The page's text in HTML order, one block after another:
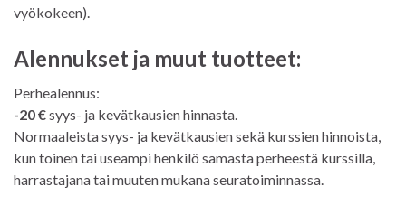
vyökokeen).
Alennukset ja muut tuotteet:
Perhealennus:
-20 €syys- ja kevätkausien hinnasta.
Normaaleista syys- ja kevätkausien sekä kurssien hinnoista,
kun toinen tai useampi henkilö samasta perheestä kurssilla,
harrastajana tai muuten mukana seuratoiminnassa.